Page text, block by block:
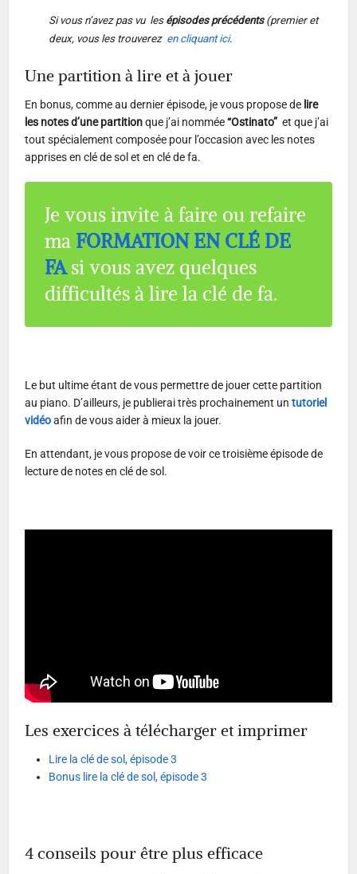
Si vous n’avez pas vu les épisodes précédents(premier et
deux, vous les trouverez en cliquant ici.
Une partition à lire et à jouer
En bonus, comme au dernier épisode, je vous propose de lire
les notes d’une partitionque j’ai nommée“Ostinato” et que j’ai
tout spécialement composée pour l’occasion avec les notes
apprises en clé de sol et en clé de fa.
Je vous invite à faire ou refaire
ma FORMATION EN CLÉ DE
FA si vous avez quelques
difficultés à lire la clé de fa.
Le but ultime étant de vous permettre de jouer cette partition
au piano. D’ailleurs, je publierai très prochainement untutoriel
vidéoafin de vous aider à mieux la jouer.
En attendant, je vous propose de voir ce troisième épisode de
lecture de notes en clé de sol.
Les exercices à télécharger et imprimer
Lire la clé de sol, épisode 3
Bonus lire la clé de sol, épisode 3
4 conseils pour être plus efficace